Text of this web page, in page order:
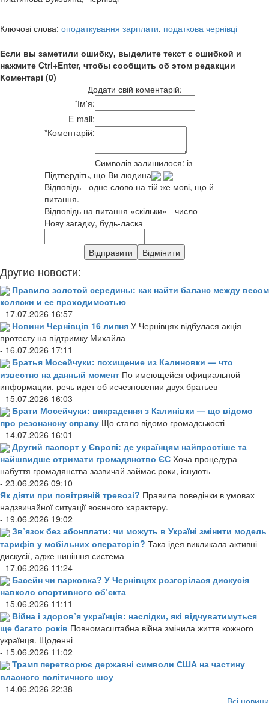
Ключові слова: оподаткування зарплати, податкова чернівці
Если вы заметили ошибку, выделите текст с ошибкой и
нажмите Ctrl+Enter, чтобы сообщить об этом редакции
Коментарі (0)
Додати свій коментарій:
*Ім'я:
E-mail:
*Коментарій:
Символів залишилося: із
Підтвердіть, що Ви людина
Відповідь - одне слово на тій же мові, що й
питання.
Відповідь на питання «скільки» - число
Нову загадку, будь-ласка
Другие новости:
Правило золотой середины: как найти баланс между весом
коляски и ее проходимостью
- 17.07.2026 16:57
Новини Чернівців 16 липня У Чернівцях відбулася акція
протесту на підтримку Михайла
- 16.07.2026 17:11
Братья Мосейчуки: похищение из Калиновки — что
известно на данный момент По имеющейся официальной
информации, речь идет об исчезновении двух братьев
- 15.07.2026 16:03
Брати Мосейчуки: викрадення з Калинівки — що відомо
про резонансну справу Що стало відомо громадськості
- 14.07.2026 16:01
Другий паспорт у Європі: де українцям найпростіше та
найшвидше отримати громадянство ЄС Хоча процедура
набуття громадянства зазвичай займає роки, існують
- 23.06.2026 09:10
Як діяти при повітряній тревозі? Правила поведінки в умовах
надзвичайної ситуації воєнного характеру.
- 19.06.2026 19:02
Зв’язок без абонплати: чи можуть в Україні змінити модель
тарифів у мобільних операторів? Така ідея викликала активні
дискусії, адже нинішня система
- 17.06.2026 11:24
Басейн чи парковка? У Чернівцях розгорілася дискусія
навколо спортивного об’єкта
- 15.06.2026 11:11
Війна і здоров’я українців: наслідки, які відчуватимуться
ще багато років Повномасштабна війна змінила життя кожного
українця. Щоденні
- 15.06.2026 11:02
Трамп перетворює державні символи США на частину
власного політичного шоу
- 14.06.2026 22:38
Всі новини